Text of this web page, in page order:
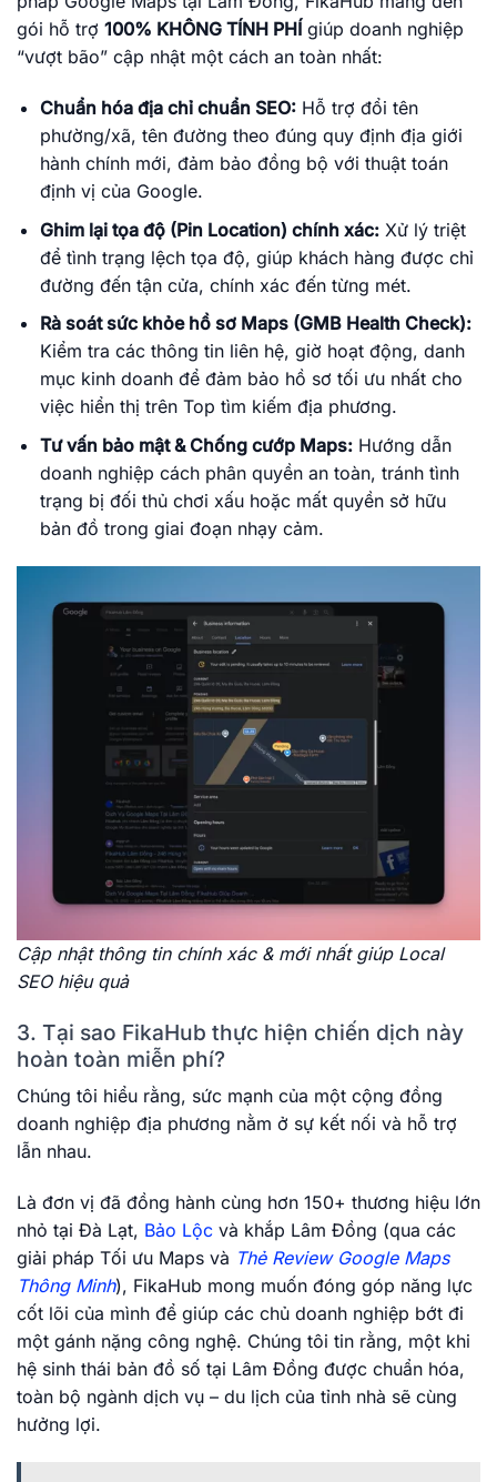
gói hỗ trợ 100% KHÔNG TÍNH PHÍ giúp doanh nghiệp
“vượt bão” cập nhật một cách an toàn nhất:
Chuẩn hóa địa chỉ chuẩn SEO:Hỗ trợ đổi tên
phường/xã, tên đường theo đúng quy định địa giới
hành chính mới, đảm bảo đồng bộ với thuật toán
định vị của Google.
Ghim lại tọa độ (Pin Location) chính xác:Xử lý triệt
để tình trạng lệch tọa độ, giúp khách hàng được chỉ
đường đến tận cửa, chính xác đến từng mét.
Rà soát sức khỏe hồ sơ Maps (GMB Health Check):
Kiểm tra các thông tin liên hệ, giờ hoạt động, danh
mục kinh doanh để đảm bảo hồ sơ tối ưu nhất cho
việc hiển thị trên Top tìm kiếm địa phương.
Tư vấn bảo mật & Chống cướp Maps:Hướng dẫn
doanh nghiệp cách phân quyền an toàn, tránh tình
trạng bị đối thủ chơi xấu hoặc mất quyền sở hữu
bản đồ trong giai đoạn nhạy cảm.
Cập nhật thông tin chính xác & mới nhất giúp Local
SEO hiệu quả
3. Tại sao FikaHub thực hiện chiến dịch này
hoàn toàn miễn phí?
Chúng tôi hiểu rằng, sức mạnh của một cộng đồng
doanh nghiệp địa phương nằm ở sự kết nối và hỗ trợ
lẫn nhau.
Là đơn vị đã đồng hành cùng hơn 150+ thương hiệu lớn
nhỏ tại Đà Lạt, Bảo Lộc và khắp Lâm Đồng (qua các
giải pháp Tối ưu Maps và Thẻ Review Google Maps
Thông Minh), FikaHub mong muốn đóng góp năng lực
cốt lõi của mình để giúp các chủ doanh nghiệp bớt đi
một gánh nặng công nghệ. Chúng tôi tin rằng, một khi
hệ sinh thái bản đồ số tại Lâm Đồng được chuẩn hóa,
toàn bộ ngành dịch vụ – du lịch của tỉnh nhà sẽ cùng
hưởng lợi.